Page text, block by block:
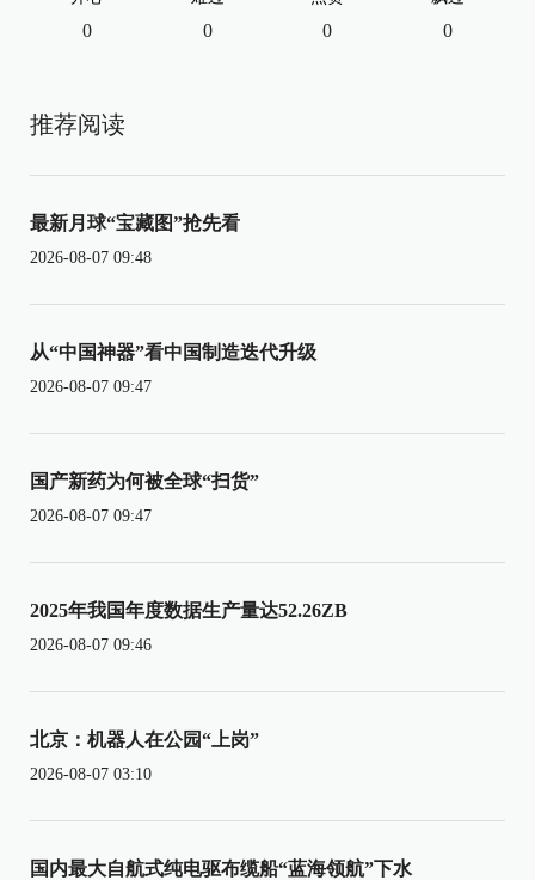
0 0 0 0
推荐阅读
最新月球“宝藏图”抢先看
2026-08-07 09:48
从“中国神器”看中国制造迭代升级
2026-08-07 09:47
国产新药为何被全球“扫货”
2026-08-07 09:47
2025年我国年度数据生产量达52.26ZB
2026-08-07 09:46
北京：机器人在公园“上岗”
2026-08-07 03:10
国内最大自航式纯电驱布缆船“蓝海领航”下水